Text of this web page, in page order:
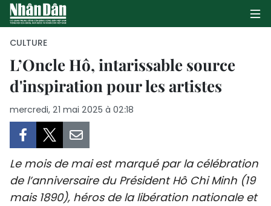
PAGE D'ACCUEIL
POLITIQUE
SOCIÉTÉ
CULTURE
CULTURE
L’Oncle Hô, intarissable source
d'inspiration pour les artistes
mercredi, 21 mai 2025 à 02:18
Le mois de mai est marqué par la célébration
de l’anniversaire du Président Hô Chi Minh (19
mais 1890), héros de la libération nationale et